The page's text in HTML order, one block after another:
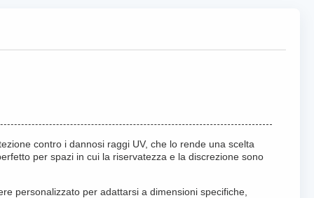
contro i dannosi raggi UV, che lo rende una scelta
per spazi in cui la riservatezza e la discrezione sono
personalizzato per adattarsi a dimensioni specifiche,